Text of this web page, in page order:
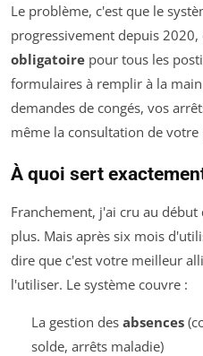
Le problème, c'est que le
progressivement depuis
obligatoire pour tous les
formulaires à remplir à la
demandes de congés, vos
même la consultation de votre
À quoi sert
Franchement, j'ai cru au
plus. Mais après six mois
dire que c'est votre meilleur
l'utiliser. Le système couvre :
La gestion des absences
solde, arrêts maladie)